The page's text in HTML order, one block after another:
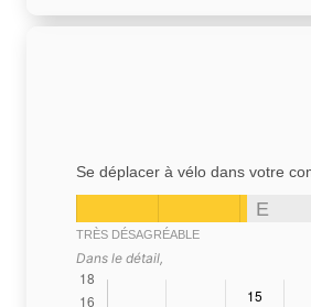
Se déplacer à vélo dans votre
E
TRÈS DÉSAGRÉABLE
Dans le détail,